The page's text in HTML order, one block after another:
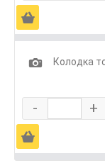
Ä
1
Колодка
- +
Ä